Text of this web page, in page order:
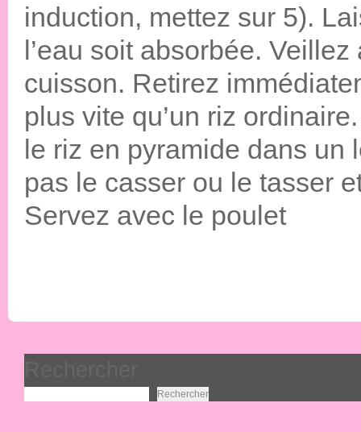
induction, mettez sur 5).
l’eau soit absorbée.
cuisson. Retirez
plus vite qu’un riz
le riz en pyramide dans un
pas le casser ou le tasser
Servez avec le poulet
Rechercher